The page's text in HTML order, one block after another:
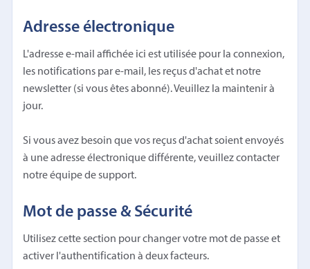
Adresse électronique
L'adresse e-mail affichée ici est utilisée pour la connexion,
les notifications par e-mail, les reçus d'achat et notre
newsletter (si vous êtes abonné). Veuillez la maintenir à
jour.
Si vous avez besoin que vos reçus d'achat soient envoyés
à une adresse électronique différente, veuillez contacter
notre équipe de support.
Mot de passe & Sécurité
Utilisez cette section pour changer votre mot de passe et
activer l'authentification à deux facteurs.